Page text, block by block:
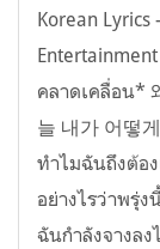
Korean Lyrics
คลาดเคลื่อน*
늘 내가 어떻
ทำไมฉันถึงต้อ
อย่างไรว่าพรุ่
ฉันกำลังจางลง